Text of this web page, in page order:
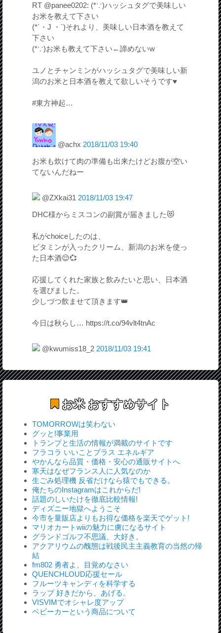
RT @panee0202: (*∵)ハッシュタグで美味しい
お米を教えて下さい
(*´・J ・`)それより、美味しい日本酒を教えて
下さい
(*∵)お米も教えて下さい←諦めないw
ユノとチャンミンがハッシュタグで美味しい新
潟のお米と日本酒を教えて欲しいそうです♥
#東方神起…
@achx 2018/11/03 19:40
お米も炊けて肉の準備も出来たけどお腹が空い
てないんだねー
@ZXkai31 2018/11/03 19:47
DHC様からミスコンの副賞が届きました😻
私がchoiceしたのは、
ビタミンが入ったクリーム、新潟のお米を使っ
た日本酒😌💞
応援してくれた家族と飲みたいと思い、日本酒
を選びました。
少しづつ飲ませて頂きます👑
今日は秋らし… https://t.co/94vlt4tnAc
@kwumiss18_2 2018/11/03 19:41
お米おすすめサイト
TOMORROWは笑わない
グッと!事業用
トランプと生活の情報が満載のサイトです
フラコラ いいことプラス エネルギア
やかんなら品質・価格・安心の通販サイトへ
寒天はなぜフランス人に人気なのか
生ごみ処理機 反省だけなら猿でもできる。
俺たちのInstagramはこれからだ!
話題のしいたけを徹底比較情報!
ディズニー地獄へようこそ
今市を量販店よりもお得な価格を楽天でゲット!
マリオカートwiiの魅力に虜になるサイト
グランドゴルフ不思議、大好き。
アクアリウムの醜態は戦後民主主義教育の当然の帰
結
fm802 勇者よ、目覚めなさい
QUENCHLOUD応援セール
フルーツキャンディを科学する
ラップ 好きだから、あげる。
VISVIMでオシャレ度アップ
ベビーカーという商品について